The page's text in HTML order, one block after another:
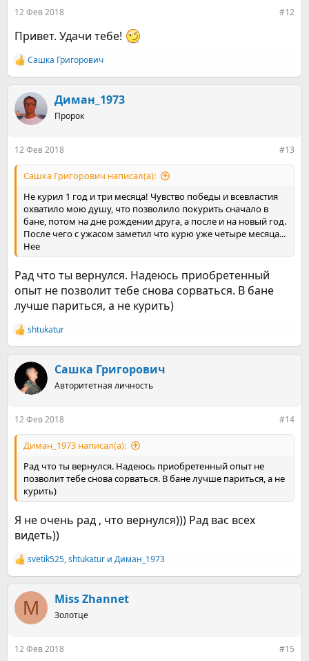
12 Фев 2018 #12
Привет. Удачи тебе!
Р
е
к
ц
и
Сашка Григорович
Диман_1973
Пророк
12 Фев 2018 #13
Сашка Григорович написал(а):
Не курил 1 год и три месяца! Чувство победы и всевластия
охватило мою душу, что позволило покурить сначало в
бане, потом на дне рождении друга, а после и на новый год.
После чего с ужасом заметил что курю уже четыре месяца...
Нее
Рад что ты вернулся. Надеюсь приобретенный
опыт не позволит тебе снова сорваться. В бане
лучше париться, а не курить)
Р
е
к
ц
и
shtukatur
Сашка Григорович
Авторитетная личность
12 Фев 2018 #14
Диман_1973 написал(а):
Рад что ты вернулся. Надеюсь приобретенный опыт не
позволит тебе снова сорваться. В бане лучше париться, а не
курить)
Я не очень рад , что вернулся))) Рад вас всех
видеть))
Р
е
к
ц
и
svetik525,shtukatur и Диман_1973
M Miss Zhannet
Золотце
12 Фев 2018 #15